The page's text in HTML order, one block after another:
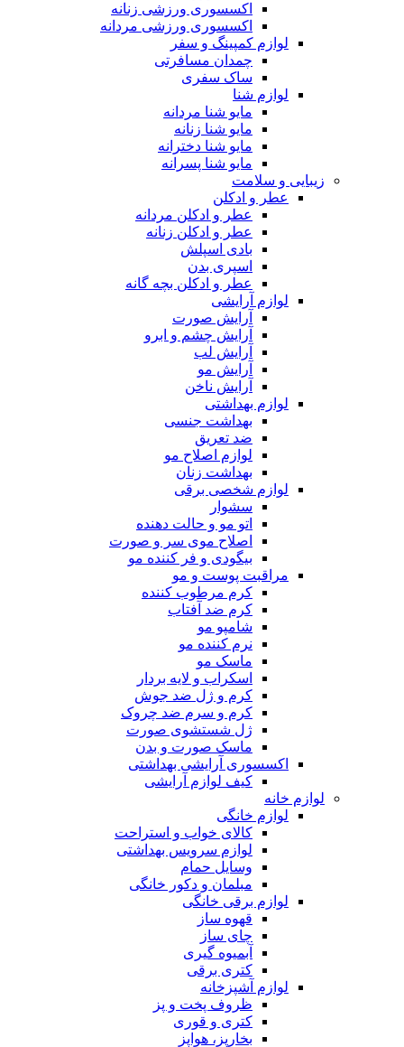
اکسسوری ورزشی زنانه
اکسسوری ورزشی مردانه
لوازم کمپینگ و سفر
چمدان مسافرتی
ساک سفری
لوازم شنا
مایو شنا مردانه
مایو شنا زنانه
مایو شنا دخترانه
مایو شنا پسرانه
زیبایی و سلامت
عطر و ادکلن
عطر و ادکلن مردانه
عطر و ادکلن زنانه
بادی اسپلش
اسپری بدن
عطر و ادکلن بچه گانه
لوازم آرایشی
آرایش صورت
آرایش چشم و ابرو
آرایش لب
آرایش مو
آرایش ناخن
لوازم بهداشتی
بهداشت جنسی
ضد تعریق
لوازم اصلاح مو
بهداشت زنان
لوازم شخصی برقی
سشوار
اتو مو و حالت دهنده
اصلاح موی سر و صورت
بیگودی و فر کننده مو
مراقبت پوست و مو
کرم مرطوب کننده
کرم ضد آفتاب
شامپو مو
نرم کننده مو
ماسک مو
اسکراب و لایه بردار
کرم و ژل ضد جوش
کرم و سرم ضد چروک
ژل شستشوی صورت
ماسک صورت و بدن
اکسسوری آرایشی بهداشتی
کیف لوازم آرایشی
لوازم خانه
لوازم خانگی
کالای خواب و استراحت
لوازم سرویس بهداشتی
وسایل حمام
مبلمان و دکور خانگی
لوازم برقی خانگی
قهوه ساز
چای ساز
آبمیوه گیری
کتری برقی
لوازم آشپزخانه
ظروف پخت و پز
کتری و قوری
بخارپز، هواپز